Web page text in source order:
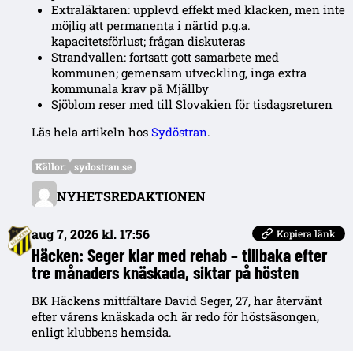
Extraläktaren: upplevd effekt med klacken, men inte
möjlig att permanenta i närtid p.g.a.
kapacitetsförlust; frågan diskuteras
Strandvallen: fortsatt gott samarbete med
kommunen; gemensam utveckling, inga extra
kommunala krav på Mjällby
Sjöblom reser med till Slovakien för tisdagsreturen
Läs hela artikeln hos Sydöstran.
NYHETSREDAKTIONEN
Källor: sydostran.se
aug 7, 2026 kl. 17:56 Kopiera länk
Häcken: Seger klar med rehab – tillbaka efter
tre månaders knäskada, siktar på hösten
BK Häckens mittfältare David Seger, 27, har återvänt
efter vårens knäskada och är redo för höstsäsongen,
enligt klubbens hemsida.